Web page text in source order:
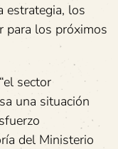
estrategia, los
para los próximos
sector
una situación
del Ministerio